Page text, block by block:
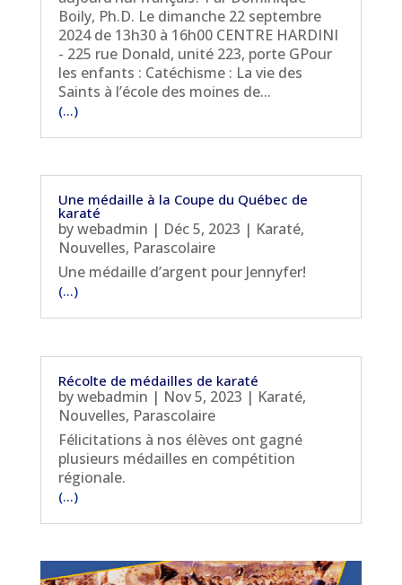
Boily, Ph.D. Le dimanche 22 septembre
2024 de 13h30 à 16h00 CENTRE HARDINI
- 225 rue Donald, unité 223, porte GPour
les enfants : Catéchisme : La vie des
Saints à l’école des moines de...
(...)
Une médaille à la Coupe du Québec de
karaté
bywebadmin | Déc 5, 2023 | Karaté,
Nouvelles, Parascolaire
Une médaille d’argent pour Jennyfer!
(...)
Récolte de médailles de karaté
bywebadmin | Nov 5, 2023 | Karaté,
Nouvelles, Parascolaire
Félicitations à nos élèves ont gagné
plusieurs médailles en compétition
régionale.
(...)